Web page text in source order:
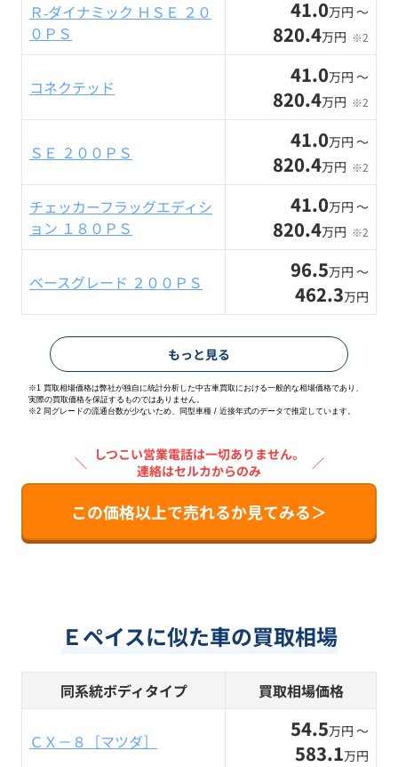
Ｒ‐ダイナミック ＨＳＥ ２０
０ＰＳ
41.0万円 〜
820.4万円 ※2
コネクテッド 41.0万円 〜
820.4万円 ※2
ＳＥ ２００ＰＳ 41.0万円 〜
820.4万円 ※2
チェッカーフラッグエディシ
ョン １８０ＰＳ
41.0万円 〜
820.4万円 ※2
ベースグレード ２００ＰＳ 96.5万円 〜
462.3万円
もっと見る
※1 買取相場価格は弊社が独自に統計分析した中古車買取における一般的な相場価格であり、
実際の買取価格を保証するものではありません。
※2 同グレードの流通台数が少ないため、同型車種 / 近接年式のデータで推定しています。
＼ しつこい営業電話は一切ありません。
連絡はセルカからのみ
／
この価格以上で売れるか見てみる＞
Ｅペイスに似た車の買取相場
同系統ボディタイプ 買取相場価格
ＣＸ－８［マツダ］ 54.5万円 〜
583.1万円